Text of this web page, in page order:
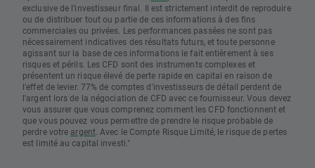
exclusive de l’investisseur final. Il est strictement interdit de reproduire
ou de distribuer tout ou partie de ces informations à des fins
commerciales ou privées. Les performances passées ne sont pas
nécessairement indicatives des résultats futurs, et toute personne
agissant sur la base de ces informations le fait entièrement à ses
risques et périls. Les CFD sont des instruments complexes et
présentent un risque élevé de perte rapide en capital en raison de
l'effet de levier. 77% de comptes d'investisseurs de détail perdent de
l'argent lors de la négociation de CFD avec ce fournisseur. Vous devez
vous assurer que vous comprenez comment les CFD fonctionnent et
que vous pouvez vous permettre de prendre le risque probable de
perdre votre argent. Avec le Compte Risque Limité, le risque de pertes
est limité au capital investi."